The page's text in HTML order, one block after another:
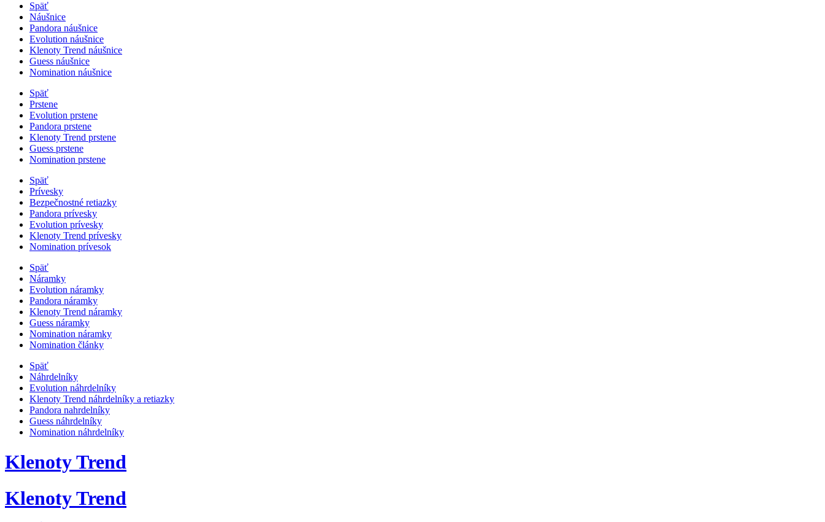
Späť
Náušnice
Pandora náušnice
Evolution náušnice
Klenoty Trend náušnice
Guess náušnice
Nomination náušnice
Späť
Prstene
Evolution prstene
Pandora prstene
Klenoty Trend prstene
Guess prstene
Nomination prstene
Späť
Prívesky
Bezpečnostné retiazky
Pandora prívesky
Evolution prívesky
Klenoty Trend prívesky
Nomination prívesok
Späť
Náramky
Evolution náramky
Pandora náramky
Klenoty Trend náramky
Guess náramky
Nomination náramky
Nomination články
Späť
Náhrdelníky
Evolution náhrdelníky
Klenoty Trend náhrdelníky a retiazky
Pandora nahrdelníky
Guess náhrdelníky
Nomination náhrdelníky
Klenoty Trend
Klenoty Trend